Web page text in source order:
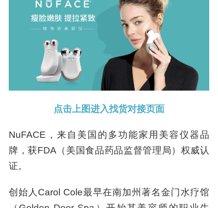
点击上图进入找货对接页面
NuFACE，来自美国的多功能家用美容仪器品
牌，获FDA（美国食品药品监督管理局）权威认
证。
创始人Carol Cole最早在南加州著名金门水疗馆